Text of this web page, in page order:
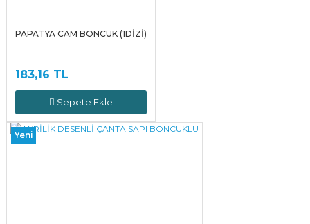
PAPATYA CAM BONCUK (1DİZİ)
183,16 TL
Sepete Ekle
Yeni